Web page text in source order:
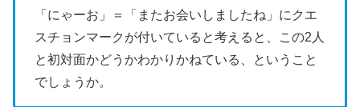
「にゃーお」＝「またお会いしましたね」にクエ
スチョンマークが付いていると考えると、この2人
と初対面かどうかわかりかねている、ということ
でしょうか。